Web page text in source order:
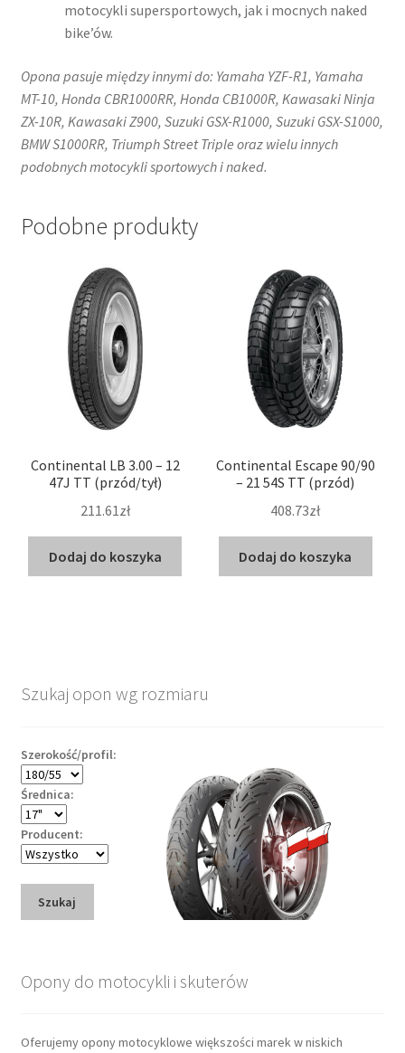
motocykli supersportowych, jak i mocnych naked
bike’ów.
Opona pasuje między innymi do: Yamaha YZF-R1, Yamaha
MT-10, Honda CBR1000RR, Honda CB1000R, Kawasaki Ninja
ZX-10R, Kawasaki Z900, Suzuki GSX-R1000, Suzuki GSX-S1000,
BMW S1000RR, Triumph Street Triple oraz wielu innych
podobnych motocykli sportowych i naked.
Podobne produkty
Continental LB 3.00 – 12
47J TT (przód/tył)
211.61zł
Dodaj do koszyka
Continental Escape 90/90
– 21 54S TT (przód)
408.73zł
Dodaj do koszyka
Szukaj opon wg rozmiaru
Szerokość/profil:
Średnica:
Producent:
Szukaj
Opony do motocykli i skuterów
Oferujemy opony motocyklowe większości marek w niskich